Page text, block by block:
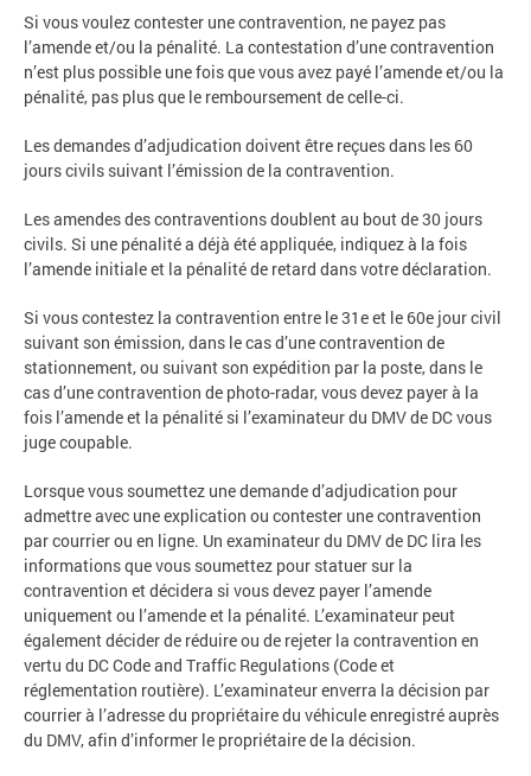
Si vous voulez contester une contravention, ne payez pas
l’amende et/ou la pénalité. La contestation d’une contravention
n’est plus possible une fois que vous avez payé l’amende et/ou la
pénalité, pas plus que le remboursement de celle-ci.
Les demandes d’adjudication doivent être reçues dans les 60
jours civils suivant l’émission de la contravention.
Les amendes des contraventions doublent au bout de 30 jours
civils. Si une pénalité a déjà été appliquée, indiquez à la fois
l’amende initiale et la pénalité de retard dans votre déclaration.
Si vous contestez la contravention entre le 31e et le 60e jour civil
suivant son émission, dans le cas d’une contravention de
stationnement, ou suivant son expédition par la poste, dans le
cas d’une contravention de photo-radar, vous devez payer à la
fois l’amende et la pénalité si l’examinateur du DMV de DC vous
juge coupable.
Lorsque vous soumettez une demande d’adjudication pour
admettre avec une explication ou contester une contravention
par courrier ou en ligne. Un examinateur du DMV de DC lira les
informations que vous soumettez pour statuer sur la
contravention et décidera si vous devez payer l’amende
uniquement ou l’amende et la pénalité. L’examinateur peut
également décider de réduire ou de rejeter la contravention en
vertu du DC Code and Traffic Regulations (Code et
réglementation routière). L’examinateur enverra la décision par
courrier à l’adresse du propriétaire du véhicule enregistré auprès
du DMV, afin d’informer le propriétaire de la décision.